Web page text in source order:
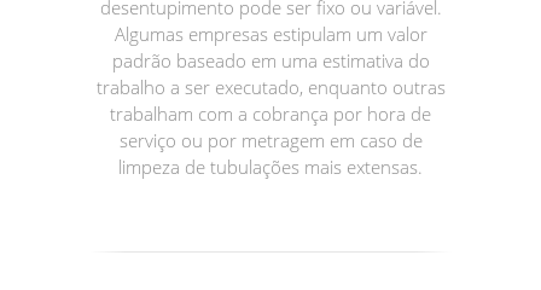
desentupimento pode ser fixo ou variável.
Algumas empresas estipulam um valor
padrão baseado em uma estimativa do
trabalho a ser executado, enquanto outras
trabalham com a cobrança por hora de
serviço ou por metragem em caso de
limpeza de tubulações mais extensas.